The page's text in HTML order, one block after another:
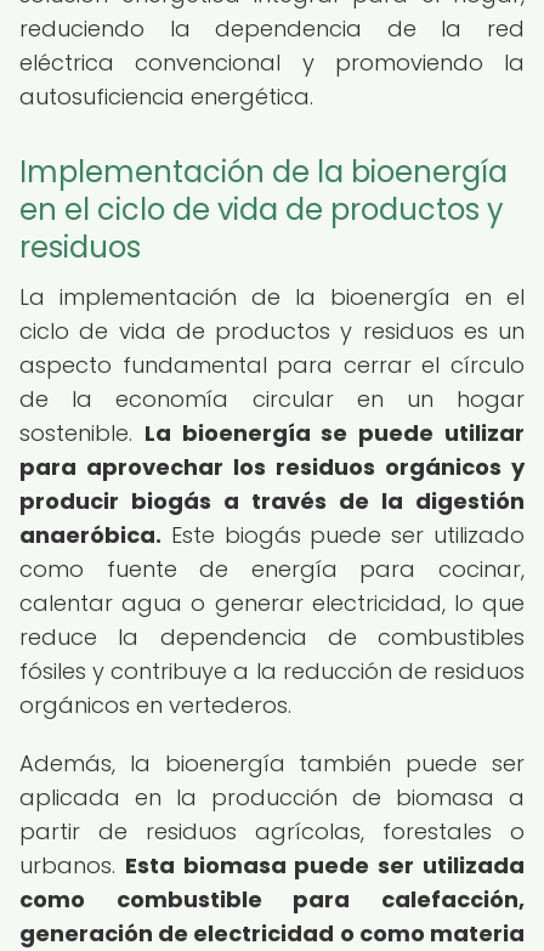
reduciendo la dependencia de la red
eléctrica convencional y promoviendo la
autosuficiencia energética.
Implementación de la bioenergía
en el ciclo de vida de productos y
residuos
La implementación de la bioenergía en el
ciclo de vida de productos y residuos es un
aspecto fundamental para cerrar el círculo
de la economía circular en un hogar
sostenible. La bioenergía se puede utilizar
para aprovechar los residuos orgánicos y
producir biogás a través de la digestión
anaeróbica. Este biogás puede ser utilizado
como fuente de energía para cocinar,
calentar agua o generar electricidad, lo que
reduce la dependencia de combustibles
fósiles y contribuye a la reducción de residuos
orgánicos en vertederos.
Además, la bioenergía también puede ser
aplicada en la producción de biomasa a
partir de residuos agrícolas, forestales o
urbanos. Esta biomasa puede ser utilizada
como combustible para calefacción,
generación de electricidad o como materia